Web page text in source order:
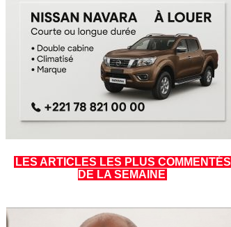
LES ARTICLES LES PLUS COMMENTÉS
DE LA SEMAINE